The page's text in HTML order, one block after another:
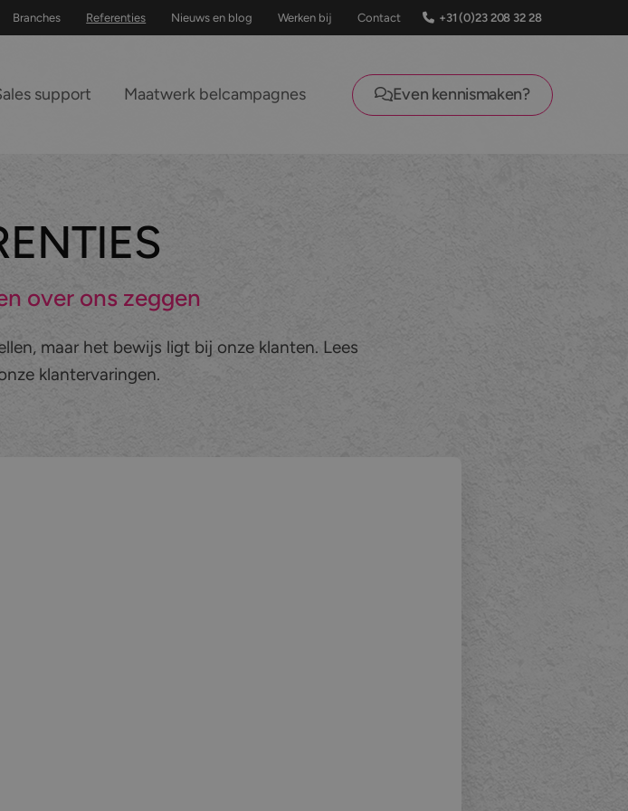
Branches Referenties Nieuws en blog Werken bij Contact +31 (0)23 208 32 28
support Maatwerk belcampagnes Even kennismaken?
over ons zeggen
maar het bewijs ligt bij onze klanten. Lees
klantervaringen.